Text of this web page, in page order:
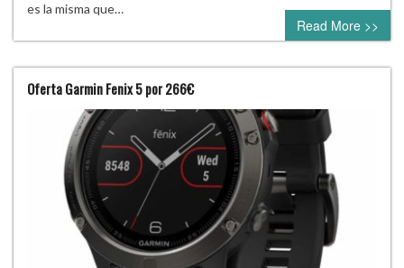
es la misma que…
Read More >>
Oferta Garmin Fenix 5 por 266€